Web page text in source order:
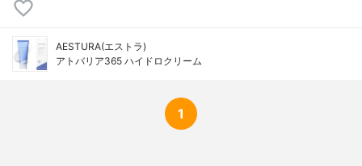
AESTURA(エストラ)
アトバリア365 ハイドロクリーム
1